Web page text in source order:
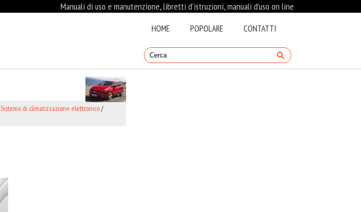
Manuali di uso e manutenzione, libretti d’istruzioni, manuali d'uso on line
HOME POPOLARE CONTATTI
Sistema di climatizzazione elettronico/